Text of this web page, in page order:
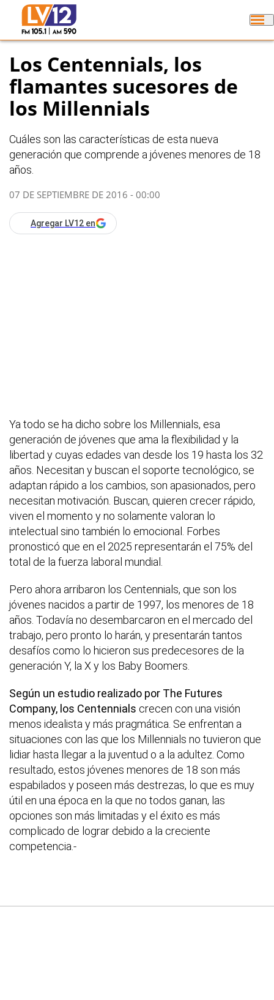
Los Centennials, los
flamantes sucesores de
los Millennials
Cuáles son las características de esta nueva
generación que comprende a jóvenes menores de 18
años.
07 DE SEPTIEMBRE DE 2016 - 00:00
Agregar LV12 en
Ya todo se ha dicho sobre los Millennials, esa
generación de jóvenes que ama la flexibilidad y la
libertad y cuyas edades van desde los 19 hasta los 32
años. Necesitan y buscan el soporte tecnológico, se
adaptan rápido a los cambios, son apasionados, pero
necesitan motivación. Buscan, quieren crecer rápido,
viven el momento y no solamente valoran lo
intelectual sino también lo emocional. Forbes
pronosticó que en el 2025 representarán el 75% del
total de la fuerza laboral mundial.
Pero ahora arribaron los Centennials, que son los
jóvenes nacidos a partir de 1997, los menores de 18
años. Todavía no desembarcaron en el mercado del
trabajo, pero pronto lo harán, y presentarán tantos
desafíos como lo hicieron sus predecesores de la
generación Y, la X y los Baby Boomers.
Según un estudio realizado por The Futures
Company, los Centennials crecen con una visión
menos idealista y más pragmática. Se enfrentan a
situaciones con las que los Millennials no tuvieron que
lidiar hasta llegar a la juventud o a la adultez. Como
resultado, estos jóvenes menores de 18 son más
espabilados y poseen más destrezas, lo que es muy
útil en una época en la que no todos ganan, las
opciones son más limitadas y el éxito es más
complicado de lograr debido a la creciente
competencia.-